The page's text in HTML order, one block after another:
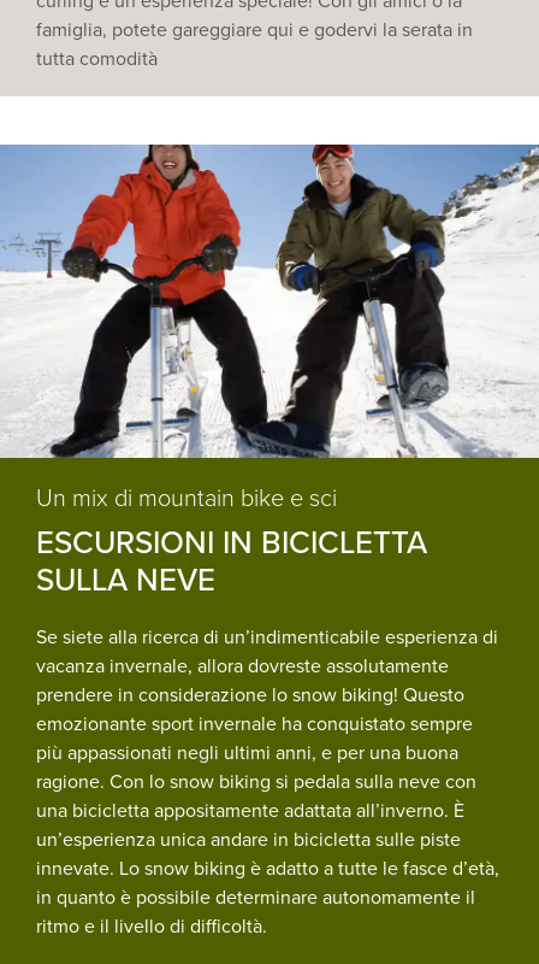
famiglia, potete gareggiare qui e godervi la serata in
tutta comodità
Un mix di mountain bike e sci
ESCURSIONI IN BICICLETTA
SULLA NEVE
Se siete alla ricerca di un’indimenticabile esperienza di
vacanza invernale, allora dovreste assolutamente
prendere in considerazione lo snow biking! Questo
emozionante sport invernale ha conquistato sempre
più appassionati negli ultimi anni, e per una buona
ragione. Con lo snow biking si pedala sulla neve con
una bicicletta appositamente adattata all’inverno. È
un’esperienza unica andare in bicicletta sulle piste
innevate. Lo snow biking è adatto a tutte le fasce d’età,
in quanto è possibile determinare autonomamente il
ritmo e il livello di difficoltà.